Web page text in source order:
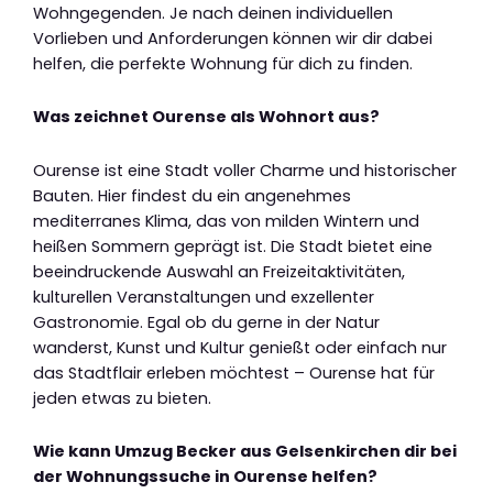
Wohngegenden. Je nach deinen individuellen
Vorlieben und Anforderungen können wir dir dabei
helfen, die perfekte Wohnung für dich zu finden.
Was zeichnet Ourense als Wohnort aus?
Ourense ist eine Stadt voller Charme und historischer
Bauten. Hier findest du ein angenehmes
mediterranes Klima, das von milden Wintern und
heißen Sommern geprägt ist. Die Stadt bietet eine
beeindruckende Auswahl an Freizeitaktivitäten,
kulturellen Veranstaltungen und exzellenter
Gastronomie. Egal ob du gerne in der Natur
wanderst, Kunst und Kultur genießt oder einfach nur
das Stadtflair erleben möchtest – Ourense hat für
jeden etwas zu bieten.
Wie kann Umzug Becker aus Gelsenkirchen dir bei
der Wohnungssuche in Ourense helfen?